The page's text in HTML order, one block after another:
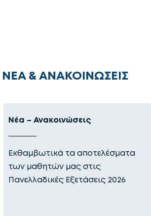
ΝΕΑ & ΑΝΑΚΟΙΝΩΣΕΙΣ
Νέα – Ανακοινώσεις
Εκθαμβωτικά τα αποτελέσματα
των μαθητών μας στις
Πανελλαδικές Εξετάσεις 2026